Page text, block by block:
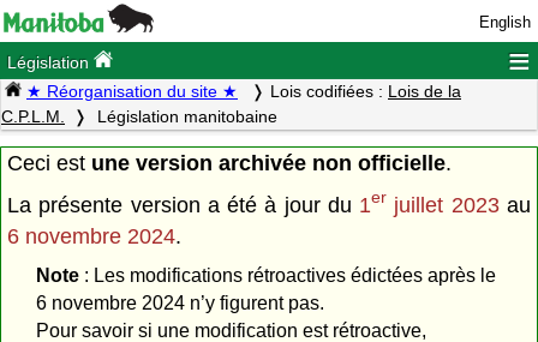
English
Législation ≡
★ Réorganisation du site ★ Lois codifiées : Lois de la
C.P.L.M.
Législation manitobaine
Ceci est une version archivée non officielle.
La présente version a été à jour du 1er juillet 2023au
6 novembre 2024.
Note: Les modifications rétroactives édictées après le
6 novembre 2024 n’y figurent pas.
Pour savoir si une modification est rétroactive,